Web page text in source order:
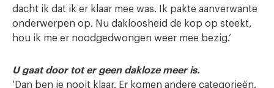
dacht ik dat ik er klaar mee was. Ik pakte aanverwante
onderwerpen op. Nu dakloosheid de kop op steekt,
hou ik me er noodgedwongen weer mee bezig.’
U gaat door tot er geen dakloze meer is.
‘Dan ben je nooit klaar. Er komen andere categorieën.